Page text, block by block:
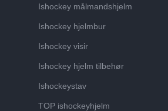
Ishockey målmandshjelm
Ishockey hjelmbur
Ishockey visir
Ishockey hjelm tilbehør
Ishockeystav
TOP ishockeyhjelm